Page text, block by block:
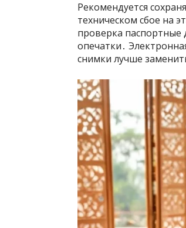
Рекомендуется
техническом сбое на
проверка
опечатки․
снимки лучше